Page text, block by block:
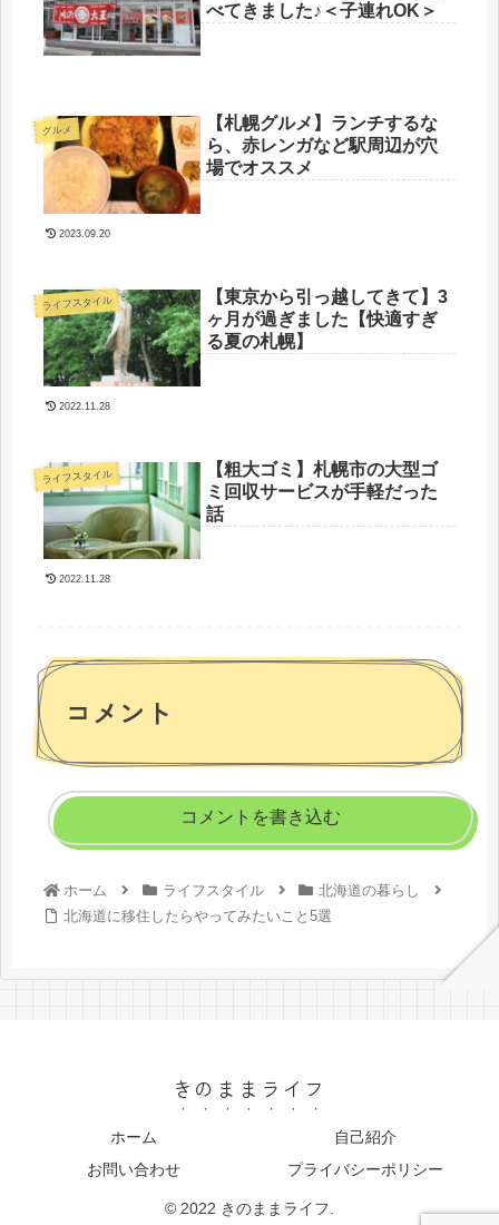
べてきました♪＜子連れOK＞
グルメ
【札幌グルメ】ランチするな
ら、赤レンガなど駅周辺が穴
場でオススメ
2023.09.20
ライフスタイル
【東京から引っ越してきて】3
ヶ月が過ぎました【快適すぎ
る夏の札幌】
2022.11.28
ライフスタイル
【粗大ゴミ】札幌市の大型ゴ
ミ回収サービスが手軽だった
話
2022.11.28
コメント
コメントを書き込む
ホーム ライフスタイル
北海道の暮らし
北海道に移住したらやってみたいこと5選
きのままライフ
ホーム
自己紹介
お問い合わせ
プライバシーポリシー
© 2022 きのままライフ.